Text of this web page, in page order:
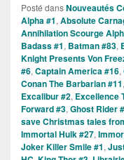
Posté dansNouveautés
Alpha #1, Absolute
Annihilation Scourge
Badass #1, Batman #83,
Knight Presents Von
#6, Captain America #16,
Conan The Barbarian #11,
Excalibur #2, Excellence
Forward #3, Ghost Rider
save Christmas tales
Immortal Hulk #27,
Joker Killer Smile #1,